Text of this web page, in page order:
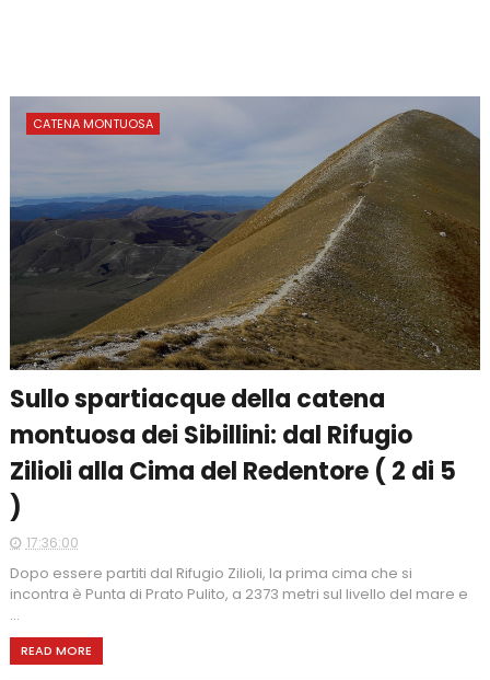
CATENA MONTUOSA
Sullo spartiacque della catena
montuosa dei Sibillini: dal Rifugio
Zilioli alla Cima del Redentore ( 2 di 5
)
17:36:00
Dopo essere partiti dal Rifugio Zilioli, la prima cima che si
incontra è Punta di Prato Pulito, a 2373 metri sul livello del mare e
...
READ MORE